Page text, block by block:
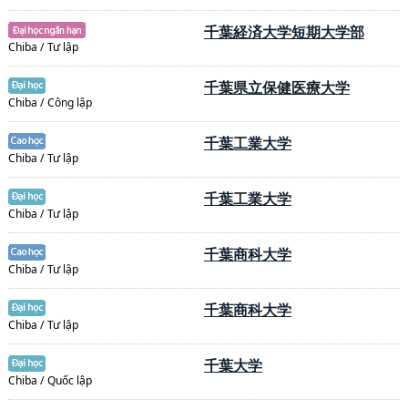
Chiba / Tư lập
千葉経済大学短期大学部
Chiba / Công lập
千葉県立保健医療大学
Chiba / Tư lập
千葉工業大学
Chiba / Tư lập
千葉工業大学
Chiba / Tư lập
千葉商科大学
Chiba / Tư lập
千葉商科大学
Chiba / Quốc lập
千葉大学